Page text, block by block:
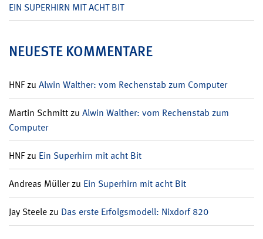
EIN SUPERHIRN MIT ACHT BIT
NEUESTE KOMMENTARE
HNFzu Alwin Walther: vom Rechenstab zum Computer
Martin Schmittzu Alwin Walther: vom Rechenstab zum
Computer
HNFzu Ein Superhirn mit acht Bit
Andreas Müllerzu Ein Superhirn mit acht Bit
Jay Steelezu Das erste Erfolgsmodell: Nixdorf 820